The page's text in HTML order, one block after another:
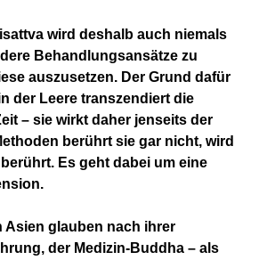
wird deshalb auch niemals
Behandlungsansätze zu
auszusetzen. Der Grund dafür
der Leere transzendiert die
– sie wirkt daher jenseits der
berührt sie gar nicht, wird
Es geht dabei um eine
Asien glauben nach ihrer
der Medizin-Buddha – als